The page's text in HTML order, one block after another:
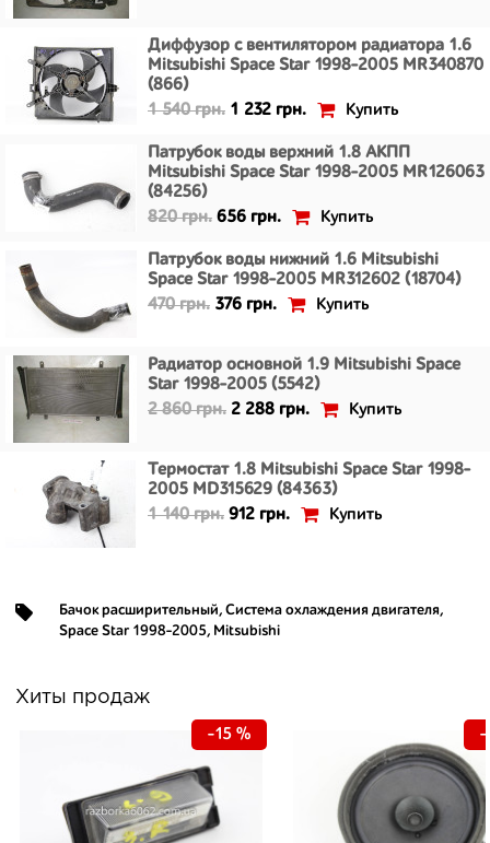
Диффузор с вентилятором радиатора 1.6
Mitsubishi Space Star 1998-2005 MR340870
(866)
1 540 грн. 1 232 грн. Купить
Патрубок воды верхний 1.8 АКПП
Mitsubishi Space Star 1998-2005 MR126063
(84256)
820 грн. 656 грн. Купить
Патрубок воды нижний 1.6 Mitsubishi
Space Star 1998-2005 MR312602 (18704)
470 грн. 376 грн. Купить
Радиатор основной 1.9 Mitsubishi Space
Star 1998-2005 (5542)
2 860 грн. 2 288 грн. Купить
Термостат 1.8 Mitsubishi Space Star 1998-
2005 MD315629 (84363)
1 140 грн. 912 грн. Купить
Бачок расширительный, Система охлаждения двигателя,
Space Star 1998-2005, Mitsubishi
Хиты продаж
-15 % -